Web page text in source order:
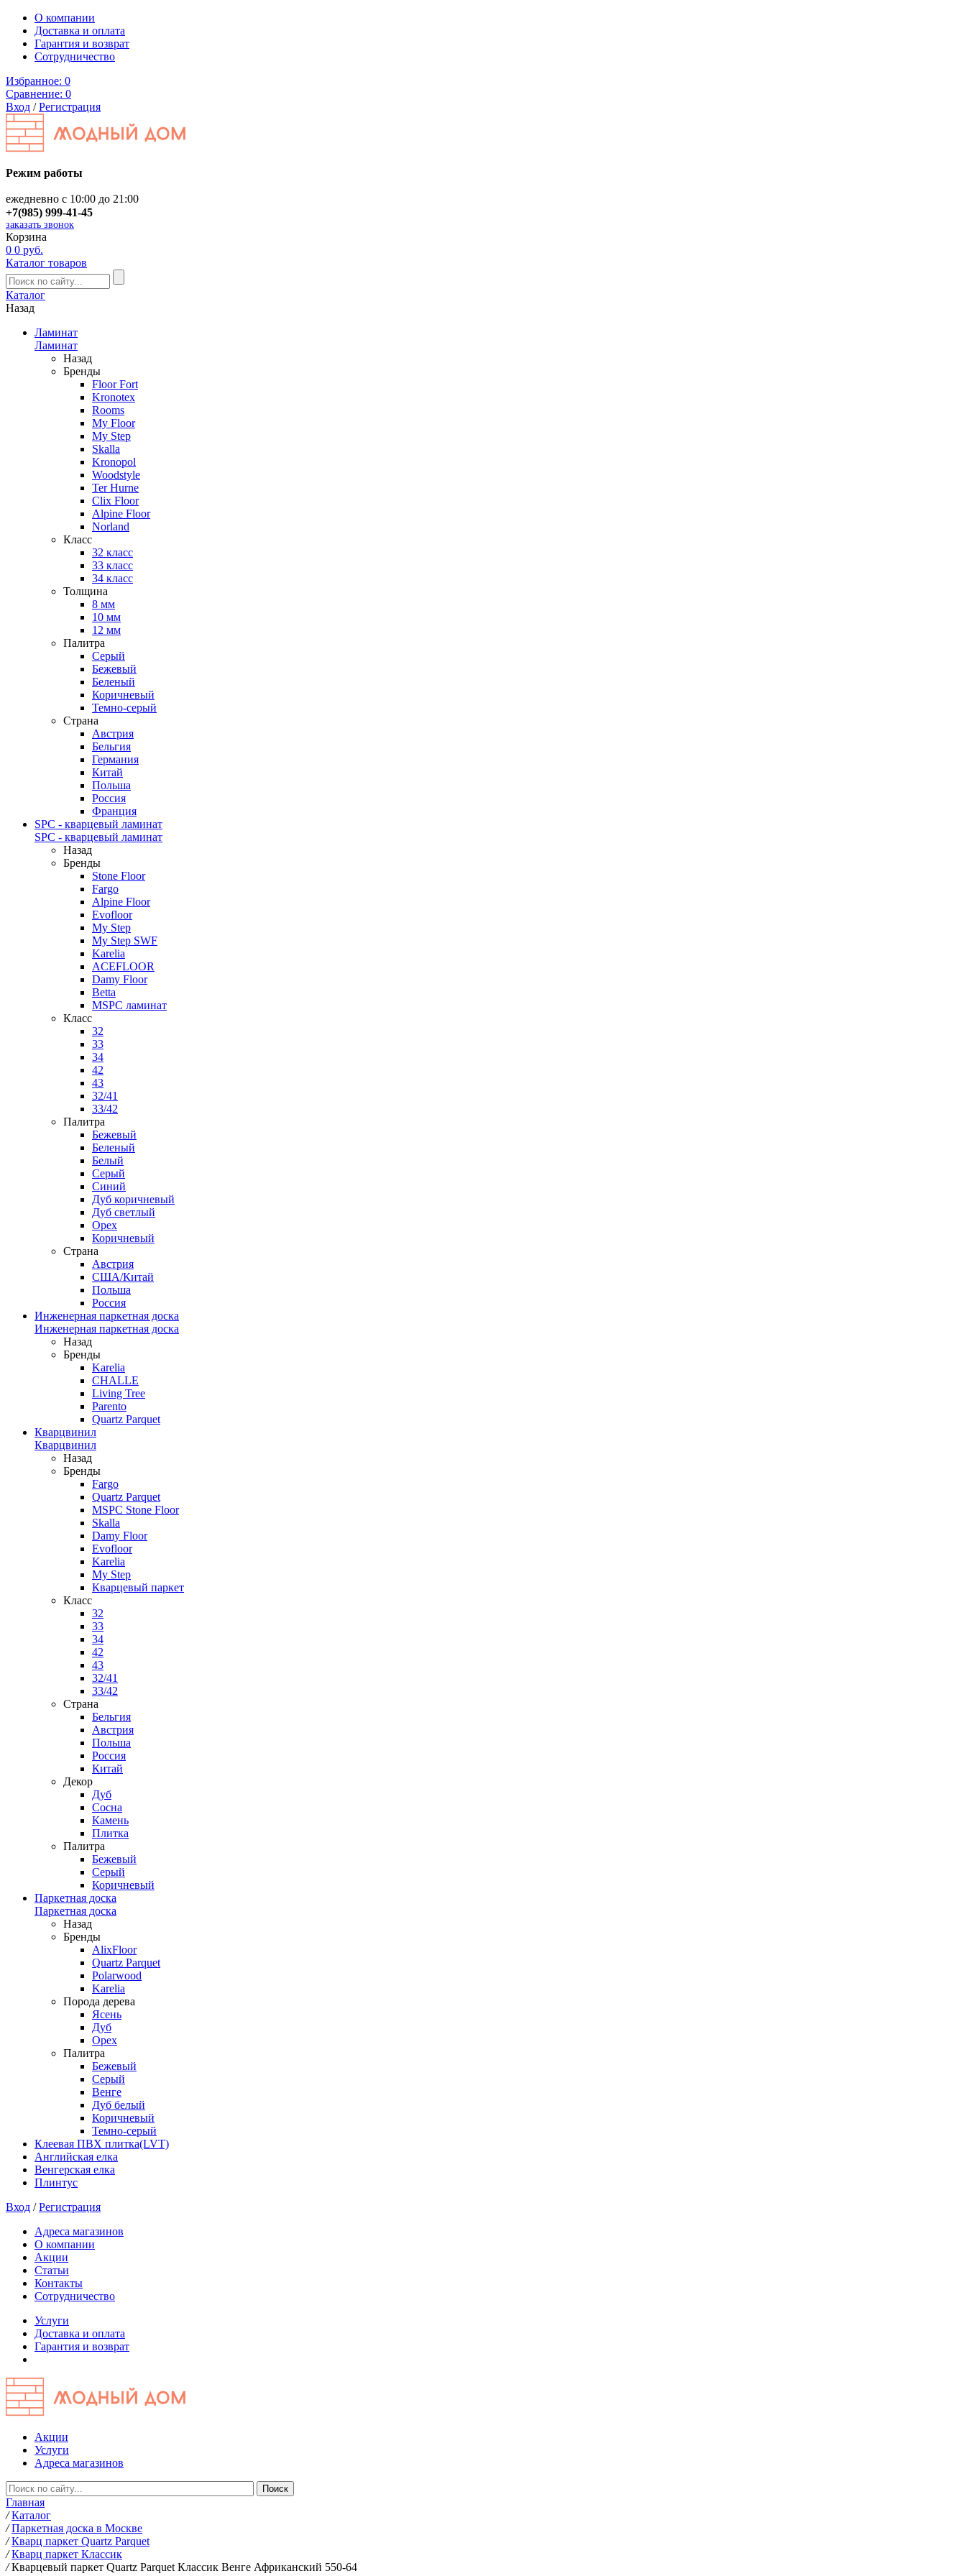
О компании
Доставка и оплата
Гарантия и возврат
Сотрудничество
Избранное: 0
Сравнение: 0
Вход /Регистрация
Режим работы
ежедневно с 10:00 до 21:00
+7(985) 999-41-45
заказать звонок
Корзина
0 0 руб.
Каталог товаров
Каталог
Назад
Ламинат
Ламинат
Назад
Бренды
Floor Fort
Kronotex
Rooms
My Floor
My Step
Skalla
Kronopol
Woodstyle
Ter Hurne
Clix Floor
Alpine Floor
Norland
Класс
32 класс
33 класс
34 класс
Толщина
8 мм
10 мм
12 мм
Палитра
Серый
Бежевый
Беленый
Коричневый
Темно-серый
Страна
Австрия
Бельгия
Германия
Китай
Польша
Россия
Франция
SPC - кварцевый ламинат
SPC - кварцевый ламинат
Назад
Бренды
Stone Floor
Fargo
Alpine Floor
Evofloor
My Step
My Step SWF
Karelia
ACEFLOOR
Damy Floor
Betta
MSPC ламинат
Класс
32
33
34
42
43
32/41
33/42
Палитра
Бежевый
Беленый
Белый
Серый
Синий
Дуб коричневый
Дуб светлый
Орех
Коричневый
Страна
Австрия
США/Китай
Польша
Россия
Инженерная паркетная доска
Инженерная паркетная доска
Назад
Бренды
Karelia
CHALLE
Living Tree
Parento
Quartz Parquet
Кварцвинил
Кварцвинил
Назад
Бренды
Fargo
Quartz Parquet
MSPC Stone Floor
Skalla
Damy Floor
Evofloor
Karelia
My Step
Кварцевый паркет
Класс
32
33
34
42
43
32/41
33/42
Страна
Бельгия
Австрия
Польша
Россия
Китай
Декор
Дуб
Сосна
Камень
Плитка
Палитра
Бежевый
Серый
Коричневый
Паркетная доска
Паркетная доска
Назад
Бренды
AlixFloor
Quartz Parquet
Polarwood
Karelia
Порода дерева
Ясень
Дуб
Орех
Палитра
Бежевый
Серый
Венге
Дуб белый
Коричневый
Темно-серый
Клеевая ПВХ плитка(LVT)
Английская елка
Венгерская елка
Плинтус
Вход /Регистрация
Адреса магазинов
О компании
Акции
Статьи
Контакты
Сотрудничество
Услуги
Доставка и оплата
Гарантия и возврат
Акции
Услуги
Адреса магазинов
Главная
/ Каталог
/ Паркетная доска в Москве
/ Кварц паркет Quartz Parquet
/ Кварц паркет Классик
/ Кварцевый паркет Quartz Parquet Классик Венге Африканский 550-64